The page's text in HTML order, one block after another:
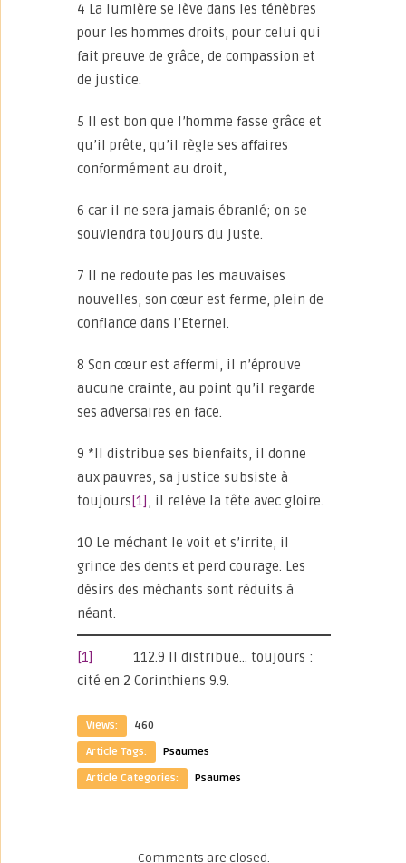
4 La lumière se lève dans les ténèbres
pour les hommes droits, pour celui qui
fait preuve de grâce, de compassion et
de justice.
5 Il est bon que l’homme fasse grâce et
qu’il prête, qu’il règle ses affaires
conformément au droit,
6 car il ne sera jamais ébranlé; on se
souviendra toujours du juste.
7 Il ne redoute pas les mauvaises
nouvelles, son cœur est ferme, plein de
confiance dans l’Eternel.
8 Son cœur est affermi, il n’éprouve
aucune crainte, au point qu’il regarde
ses adversaires en face.
9 *Il distribue ses bienfaits, il donne
aux pauvres, sa justice subsiste à
toujours [1] , il relève la tête avec gloire.
10 Le méchant le voit et s’irrite, il
grince des dents et perd courage. Les
désirs des méchants sont réduits à
néant.
[1]
112.9 Il distribue… toujours :
cité en 2 Corinthiens 9.9.
Views:
460
Article Tags:
Psaumes
Article Categories:
Psaumes
Comments are closed.